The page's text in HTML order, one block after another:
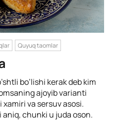
Quyuq taomlar
bo’lishi kerak deb kim
ajoyib varianti
va sersuv asosi.
chunki u juda oson.